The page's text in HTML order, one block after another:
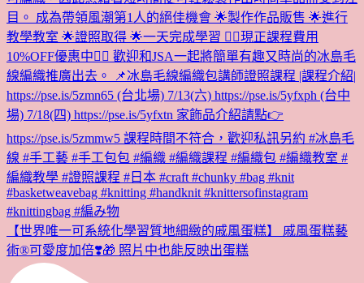
【世界唯一可系統化學習質地細緻的戚風蛋糕】 戚風蛋糕藝
術®︎可愛度加倍❣️🎁 照片中也能反映出蛋糕